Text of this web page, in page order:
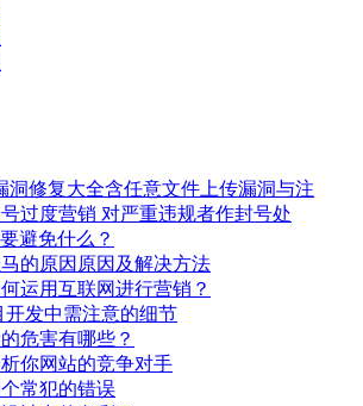
洞修复大全含任意文件上传漏洞与注
过度营销 对严重违规者作封号处
避免什么？
的原因原因及解决方法
运用互联网进行营销？
开发中需注意的细节
危害有哪些？
你网站的竞争对手
常犯的错误